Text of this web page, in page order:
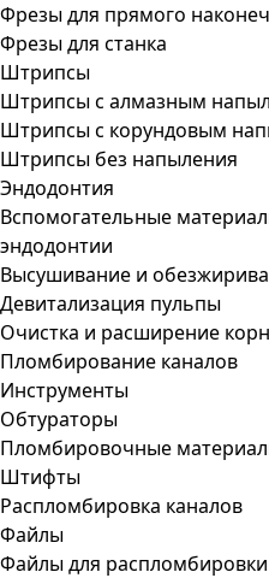
Фрезы для прямого
Фрезы для станка
Штрипсы
Штрипсы c алмазным
Штрипсы c корундовым
Штрипсы без напыления
Эндодонтия
Вспомогательные
эндодонтии
Высушивание и
Девитализация пульпы
Очистка и расширение
Пломбирование каналов
Инструменты
Обтураторы
Пломбировочные
Штифты
Распломбировка каналов
Файлы
Файлы для